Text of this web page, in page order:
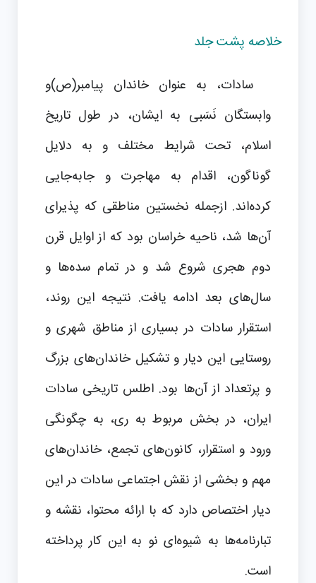
خلاصه پشت جلد
سادات، به عنوان خاندان پیامبر(ص)و
وابستگان نَسَبی به ایشان، در طول تاریخ
اسلام، تحت شرایط مختلف و به دلایل
گوناگون، اقدام به مهاجرت و جابه‌جایی
کرده‌اند. ازجمله نخستین مناطقی که پذیرای
آن‌ها شد، ناحیه خراسان بود که از اوایل قرن
دوم هجری شروع شد و در تمام سده‌ها و
سال‌های بعد ادامه یافت. نتیجه این روند،
استقرار سادات در بسیاری از مناطق شهری و
روستایی این دیار و تشکیل خاندان‌های بزرگ
و پرتعداد از آن‌ها بود. اطلس تاریخی سادات
ایران، در بخش مربوط به ری، به چگونگی
ورود و استقرار، کانون‌های تجمع، خاندان‌های
مهم و بخشی از نقش اجتماعی سادات در این
دیار اختصاص دارد که با ارائه محتوا، نقشه و
تبارنامه‌ها به شیوه‌ای نو به این کار پرداخته
است.